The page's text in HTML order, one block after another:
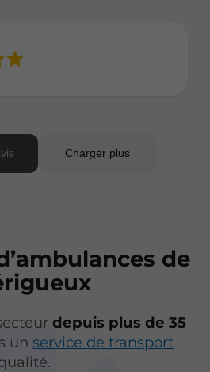
de
depuis plus de 35
unservice de transport